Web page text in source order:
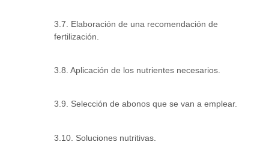
3.7. Elaboración de una recomendación de
fertilización.
3.8. Aplicación de los nutrientes necesarios.
3.9. Selección de abonos que se van a emplear.
3.10. Soluciones nutritivas.